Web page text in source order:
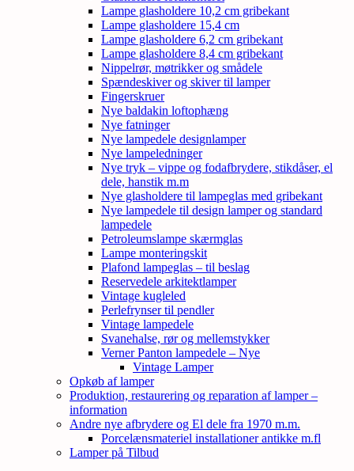
Lampe glasholdere 10,2 cm gribekant
Lampe glasholdere 15,4 cm
Lampe glasholdere 6,2 cm gribekant
Lampe glasholdere 8,4 cm gribekant
Nippelrør, møtrikker og smådele
Spændeskiver og skiver til lamper
Fingerskruer
Nye baldakin loftophæng
Nye fatninger
Nye lampedele designlamper
Nye lampeledninger
Nye tryk – vippe og fodafbrydere, stikdåser, el
dele, hanstik m.m
Nye glasholdere til lampeglas med gribekant
Nye lampedele til design lamper og standard
lampedele
Petroleumslampe skærmglas
Lampe monteringskit
Plafond lampeglas – til beslag
Reservedele arkitektlamper
Vintage kugleled
Perlefrynser til pendler
Vintage lampedele
Svanehalse, rør og mellemstykker
Verner Panton lampedele – Nye
Vintage Lamper
Opkøb af lamper
Produktion, restaurering og reparation af lamper –
information
Andre nye afbrydere og El dele fra 1970 m.m.
Porcelænsmateriel installationer antikke m.fl
Lamper på Tilbud